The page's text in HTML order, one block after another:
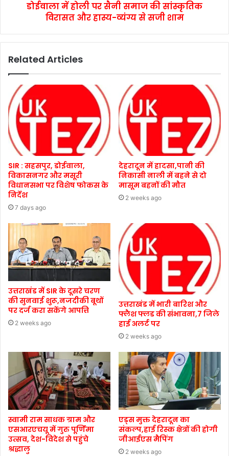
डोईवाला में होली पर सैनी समाज की सांस्कृतिक
विरासत और हास्य-व्यंग्य से सजी शाम
Related Articles
SIR : सहसपुर, डोईवाला,
विकासनगर और मसूरी
विधानसभा पर विशेष फोकस के
निर्देश
7 days ago
देहरादून में हादसा,पानी की
निकासी नाली में बहने से दो
मासूम बहनों की मौत
2 weeks ago
उत्तराखंड में SIR के दूसरे चरण
की सुनवाई शुरू,नजदीकी बूथों
पर दर्ज करा सकेंगे आपत्ति
2 weeks ago
उत्तराखंड में भारी बारिश और
फ्लैश फ्लड की संभावना,7 जिले
हाई अलर्ट पर
2 weeks ago
स्वामी राम साधक ग्राम और
एसआरएचयू में गुरु पूर्णिमा
उत्सव, देश-विदेश से पहुंचे
श्रद्धालु
एड्स मुक्त देहरादून का
संकल्प,हाई रिस्क क्षेत्रों की होगी
जीआईएस मैपिंग
2 weeks ago